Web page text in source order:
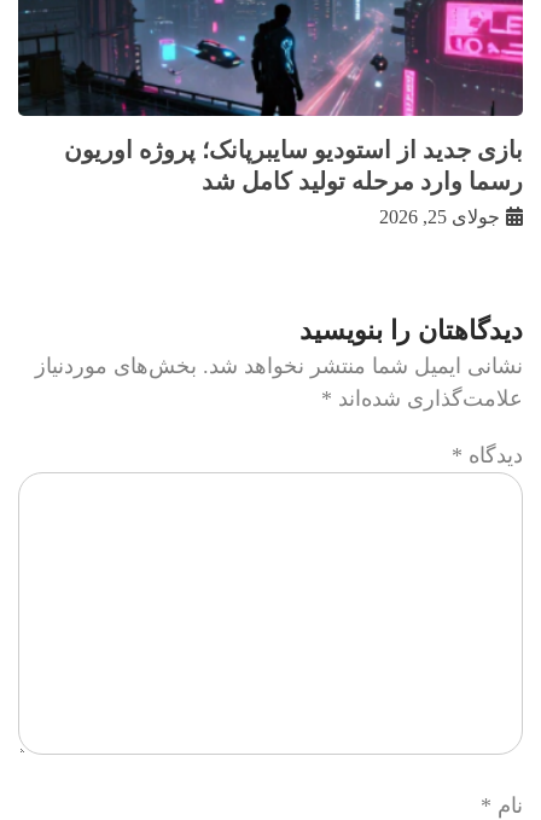
بازی جدید از استودیو سایبرپانک؛ پروژه اوریون
رسما وارد مرحله تولید کامل شد
جولای 25, 2026
دیدگاهتان را بنویسید
نشانی ایمیل شما منتشر نخواهد شد. بخش‌های موردنیاز
علامت‌گذاری شده‌اند *
دیدگاه *
نام *